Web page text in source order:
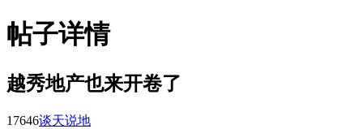
帖子详情
越秀地产也来开卷了
17646谈天说地